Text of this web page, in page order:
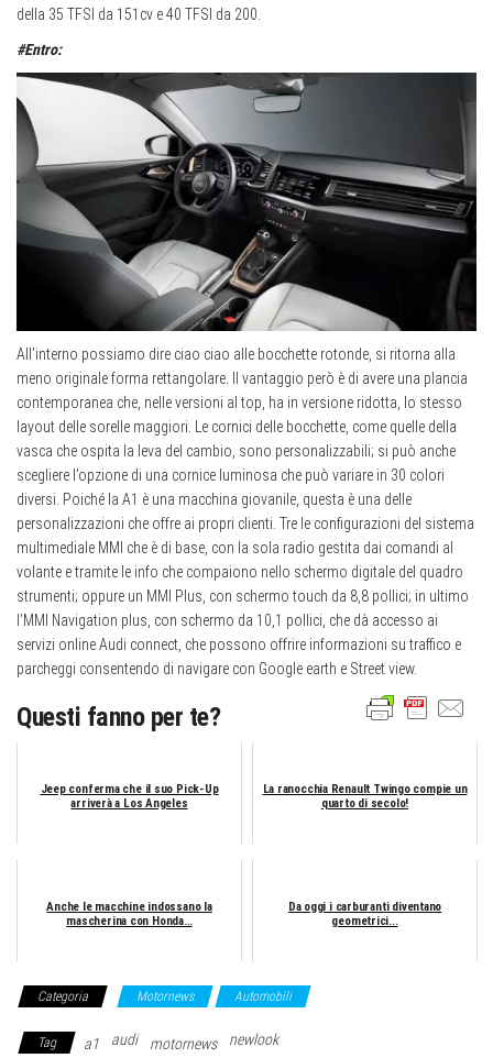
della 35 TFSI da 151cv e 40 TFSI da 200.
#Entro:
All’interno possiamo dire ciao ciao alle bocchette rotonde, si ritorna alla
meno originale forma rettangolare. Il vantaggio però è di avere una plancia
contemporanea che, nelle versioni al top, ha in versione ridotta, lo stesso
layout delle sorelle maggiori. Le cornici delle bocchette, come quelle della
vasca che ospita la leva del cambio, sono personalizzabili; si può anche
scegliere l’opzione di una cornice luminosa che può variare in 30 colori
diversi. Poiché la A1 è una macchina giovanile, questa è una delle
personalizzazioni che offre ai propri clienti. Tre le configurazioni del sistema
multimediale MMI che è di base, con la sola radio gestita dai comandi al
volante e tramite le info che compaiono nello schermo digitale del quadro
strumenti; oppure un MMI Plus, con schermo touch da 8,8 pollici; in ultimo
l’MMI Navigation plus, con schermo da 10,1 pollici, che dà accesso ai
servizi online Audi connect, che possono offrire informazioni su traffico e
parcheggi consentendo di navigare con Google earth e Street view.
Questi fanno per te?
Jeep conferma che il suo Pick-Up
arriverà a Los Angeles
La ranocchia Renault Twingo compie un
quarto di secolo!
Anche le macchine indossano la
mascherina con Honda…
Da oggi i carburanti diventano
geometrici...
Categoria Motornews Automobili
Tag a1 audi motornews newlook